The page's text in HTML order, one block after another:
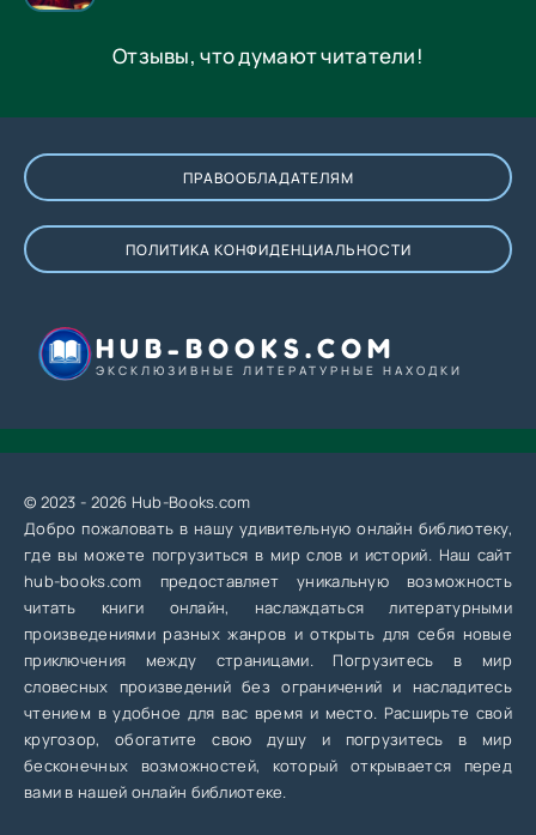
Отзывы, что думают читатели!
ПРАВООБЛАДАТЕЛЯМ
ПОЛИТИКА КОНФИДЕНЦИАЛЬНОСТИ
HUB-BOOKS.COM
ЭКСКЛЮЗИВНЫЕ ЛИТЕРАТУРНЫЕ НАХОДКИ
© 2023 - 2026 Hub-Books.com
Добро пожаловать в нашу удивительную онлайн библиотеку,
где вы можете погрузиться в мир слов и историй. Наш сайт
hub-books.com предоставляет уникальную возможность
читать книги онлайн, наслаждаться литературными
произведениями разных жанров и открыть для себя новые
приключения между страницами. Погрузитесь в мир
словесных произведений без ограничений и насладитесь
чтением в удобное для вас время и место. Расширьте свой
кругозор, обогатите свою душу и погрузитесь в мир
бесконечных возможностей, который открывается перед
вами в нашей онлайн библиотеке.